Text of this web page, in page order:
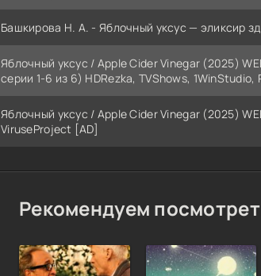
Башкирова Н. А. - Яблочный уксус — эликсир
Яблочный уксус / Apple Cider Vinegar (2025)
серии 1-6 из 6) HDRezka, TVShows, 1WinStudio,
Яблочный уксус / Apple Cider Vinegar (2025)
ViruseProject [AD]
Рекомендуем